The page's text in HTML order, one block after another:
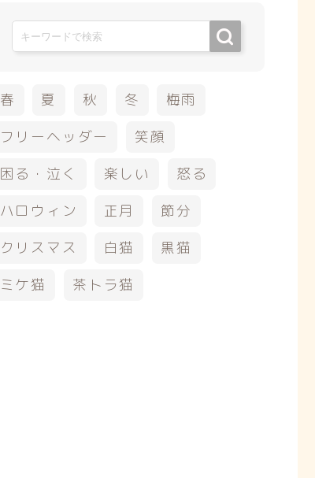
春 夏 秋 冬
梅雨
フリーヘッダー
笑顔
困る・泣く
楽しい
怒る
ハロウィン
正月
節分
クリスマス
白猫
黒猫
ミケ猫
茶トラ猫